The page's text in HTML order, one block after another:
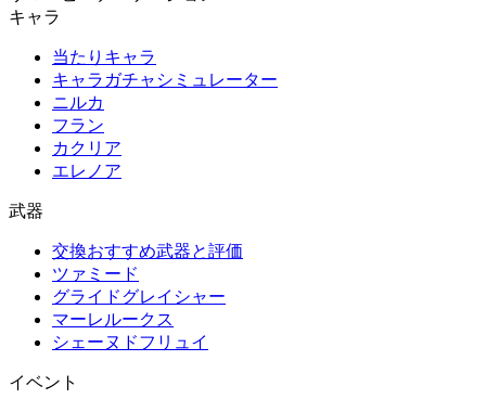
キャラ
当たりキャラ
キャラガチャシミュレーター
ニルカ
フラン
カクリア
エレノア
武器
交換おすすめ武器と評価
ツァミード
グライドグレイシャー
マーレルークス
シェーヌドフリュイ
イベント